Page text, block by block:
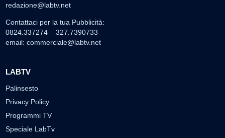
redazione@labtv.net
Contattaci per la tua Pubblicità:
0824.337274 – 327.7390733
email: commerciale@labtv.net
LABTV
Palinsesto
Privacy Policy
Programmi TV
Speciale LabTv